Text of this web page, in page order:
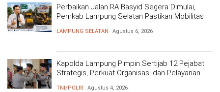
Perbaikan Jalan RA Basyid Segera Dimulai,
Pemkab Lampung Selatan Pastikan Mobilitas
LAMPUNG SELATAN Agustus 6, 2026
Kapolda Lampung Pimpin Sertijab 12 Pejabat
Strategis, Perkuat Organisasi dan Pelayanan
TNI/POLRI Agustus 4, 2026